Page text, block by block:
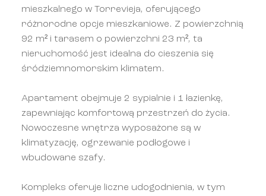
mieszkalnego w Torrevieja, oferującego
różnorodne opcje mieszkaniowe. Z powierzchnią
92 m² i tarasem o powierzchni 23 m², ta
nieruchomość jest idealna do cieszenia się
śródziemnomorskim klimatem.
Apartament obejmuje 2 sypialnie i 1 łazienkę,
zapewniając komfortową przestrzeń do życia.
Nowoczesne wnętrza wyposażone są w
klimatyzację, ogrzewanie podłogowe i
wbudowane szafy.
Kompleks oferuje liczne udogodnienia, w tym